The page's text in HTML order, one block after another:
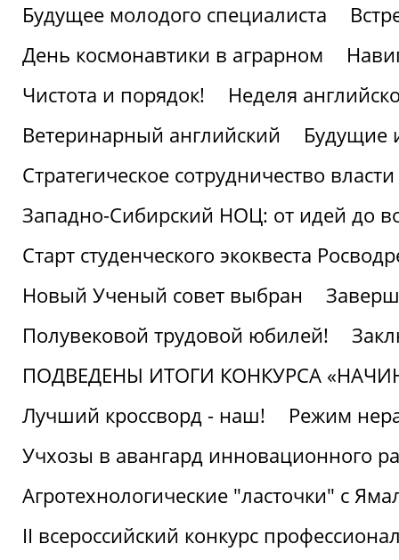
Будущее молодого специалиста
День космонавтики в аграрном
Чистота и порядок!
Неделя
Ветеринарный английский
Будущие
Стратегическое сотрудничество
Западно-Сибирский НОЦ: от идей до
Старт студенческого экоквеста
Новый Ученый совет выбран
Полувековой трудовой юбилей!
ПОДВЕДЕНЫ ИТОГИ КОНКУРСА
Лучший кроссворд - наш!
Режим
Учхозы в авангард инновационного
Агротехнологические "ласточки" с
II всероссийский конкурс